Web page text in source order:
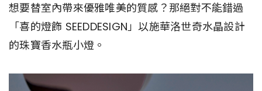
想要替室內帶來優雅唯美的質感？那絕對不能錯過
「喜的燈飾 SEEDDESIGN」以施華洛世奇水晶設計
的珠寶香水瓶小燈。